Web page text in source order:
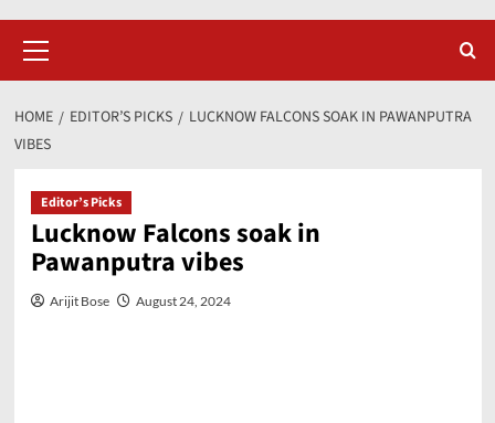
Menu
HOME EDITOR’S PICKS
LUCKNOW FALCONS SOAK IN PAWANPUTRA
VIBES
Editor’s Picks
Lucknow Falcons soak in
Pawanputra vibes
Arijit Bose August 24, 2024